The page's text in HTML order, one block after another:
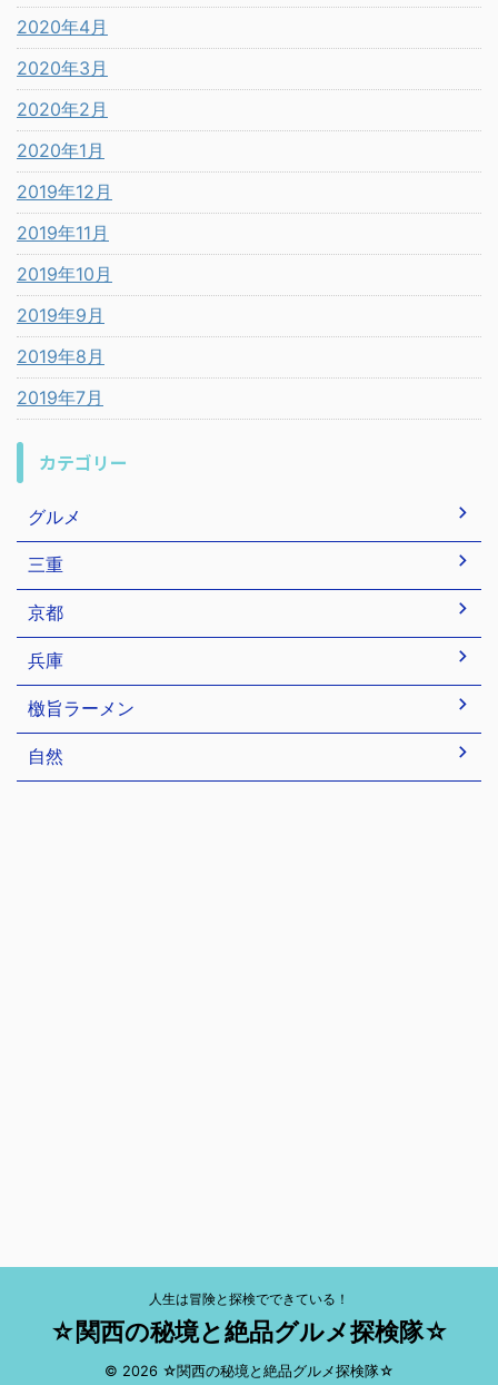
2020年4月
2020年3月
2020年2月
2020年1月
2019年12月
2019年11月
2019年10月
2019年9月
2019年8月
2019年7月
カテゴリー
グルメ
三重
京都
兵庫
檄旨ラーメン
自然
人生は冒険と探検でできている！
☆関西の秘境と絶品グルメ探検隊☆
© 2026 ☆関西の秘境と絶品グルメ探検隊☆